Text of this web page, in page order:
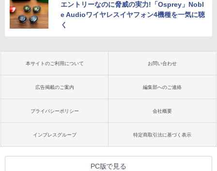
エントリーなのに脅威の実力!「Osprey」Nobl
e Audioワイヤレスイヤフォン4機種を一気に聴
く
本サイトのご利用について お問い合わせ
広告掲載のご案内 編集部へのご連絡
プライバシーポリシー 会社概要
インプレスグループ 特定商取引法に基づく表示
PC版で見る